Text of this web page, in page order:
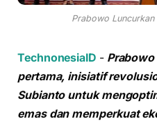
Prabowo Luncurkan
TechnonesiaID -
pertama, inisiatif
Subianto untuk
emas dan memperkuat